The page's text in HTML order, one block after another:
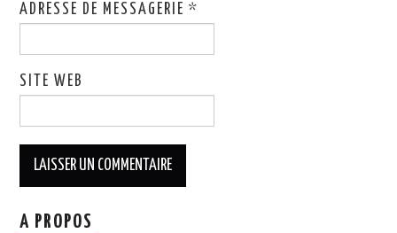
ADRESSE DE MESSAGERIE*
SITE WEB
A PROPOS